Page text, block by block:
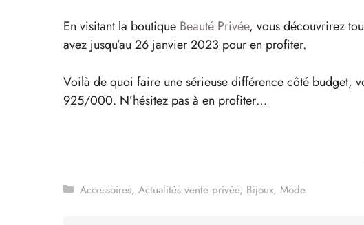
En visitant la boutique Beauté Privée, vous découvrirez
avez jusqu’au 26 janvier 2023 pour en profiter.
Voilà de quoi faire une sérieuse différence côté budget,
925/000. N’hésitez pas à en profiter…
Catégories
Accessoires,Actualités vente privée, Bijoux,Mode